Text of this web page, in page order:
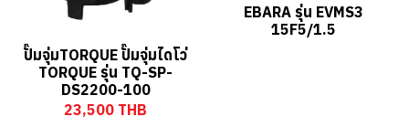
ปั๊มจุ่มTORQUE ปั๊มจุ่มไดโว่
TORQUE รุ่น TQ-SP-
DS2200-100
23,500 THB
EBARA รุ่น EVMS3
15F5/1.5